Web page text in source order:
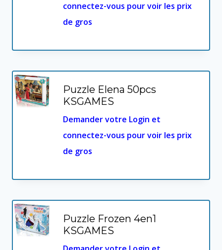
connectez-vous pour voir les prix
de gros
Puzzle Elena 50pcs
KSGAMES
Demander votre Login et
connectez-vous pour voir les prix
de gros
Puzzle Frozen 4en1
KSGAMES